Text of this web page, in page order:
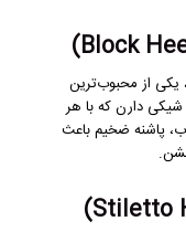
یکی از محبوب‌ترین
ولی شیکی دارن که با هر
پاشنه ضخیم باعث